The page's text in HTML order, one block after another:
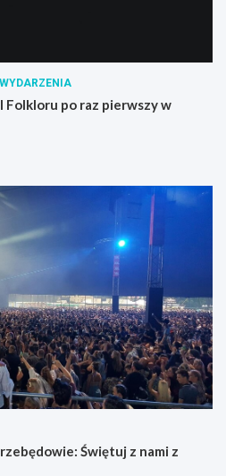
WYDARZENIA
po raz pierwszy w
Świętuj z nami z